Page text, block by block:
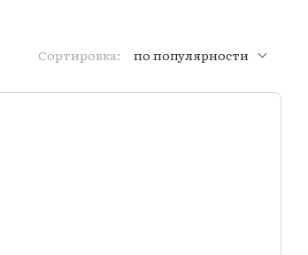
Сортировка: по популярности